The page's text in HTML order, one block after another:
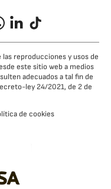
LinkedIn
TikTok
las reproducciones y usos de
este sitio web a medios
adecuados a tal fin de
ley 24/2021, de 2 de
de cookies